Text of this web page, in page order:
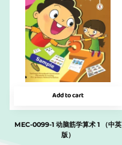
Add to cart
MEC-0099-1 动脑筋学算术 1 （中英
版）